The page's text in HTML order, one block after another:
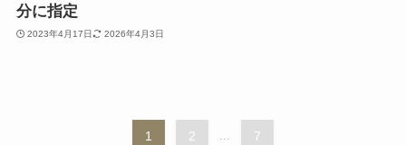
分に指定
2023年4月17日 2026年4月3日
1 2 ... 7